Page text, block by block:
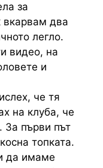
за
вкарвам два
легло.
видео, на
и
че тя
на клуба, че
първи път
топката.
да имаме